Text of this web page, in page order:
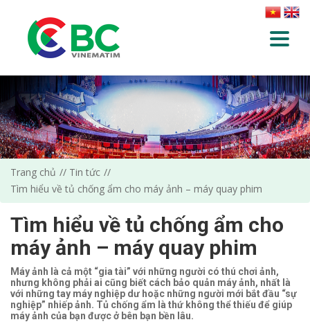
Trang chủ
Tin tức
Tìm hiểu về tủ chống ẩm cho máy ảnh – máy quay phim
Tìm hiểu về tủ chống ẩm cho
máy ảnh – máy quay phim
Máy ảnh là cả một “gia tài” với những người có thú chơi ảnh,
nhưng không phải ai cũng biết cách bảo quản máy ảnh, nhất là
với những tay máy nghiệp dư hoặc những người mới bắt đầu “sự
nghiệp” nhiếp ảnh. Tủ chống ẩm là thứ không thể thiếu để giúp
máy ảnh của bạn được ở bên bạn bền lâu.